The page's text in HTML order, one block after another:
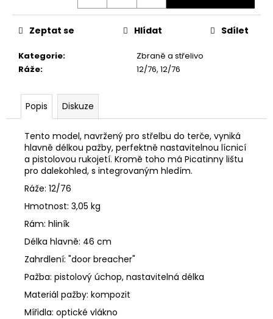
Kategorie:
Zbraně a střelivo
Ráže: 12/76, 12/76
Zeptat se Hlídat Sdílet
Popis Diskuze
Tento model, navržený pro střelbu do terče, vyniká
hlavně délkou pažby, perfektně nastavitelnou lícnicí
a pistolovou rukojetí. Kromě toho má Picatinny lištu
pro dalekohled, s integrovaným hledím.
Ráže: 12/76
Hmotnost: 3,05 kg
Rám: hliník
Délka hlavně: 46 cm
Zahrdlení: "door breacher"
Pažba: pistolový úchop, nastavitelná délka
Materiál pažby: kompozit
Mířidla: optické vlákno
e
MAUSER
KŠILTOVKA
410